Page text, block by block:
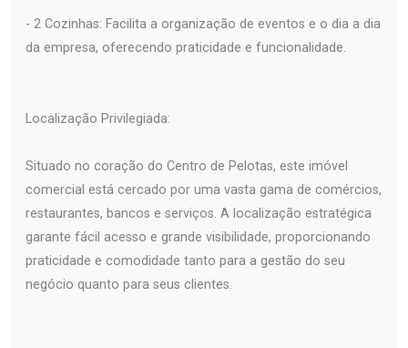
- 2 Cozinhas: Facilita a organização de eventos e o dia a dia
da empresa, oferecendo praticidade e funcionalidade.
Localização Privilegiada:
Situado no coração do Centro de Pelotas, este imóvel
comercial está cercado por uma vasta gama de comércios,
restaurantes, bancos e serviços. A localização estratégica
garante fácil acesso e grande visibilidade, proporcionando
praticidade e comodidade tanto para a gestão do seu
negócio quanto para seus clientes.